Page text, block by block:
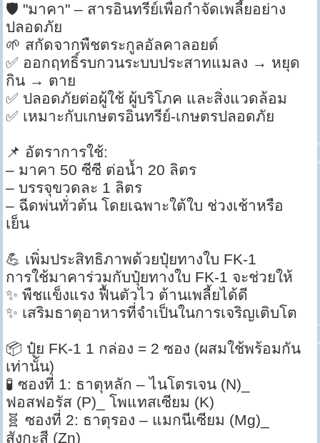
🛡️ "มาคา" – สารอินทรีย์เพื่อกำจัดเพลี้ยอย่าง
ปลอดภัย
🌱 สกัดจากพืชตระกูลอัลคาลอยด์
✅ ออกฤทธิ์รบกวนระบบประสาทแมลง → หยุด
กิน → ตาย
✅ ปลอดภัยต่อผู้ใช้ ผู้บริโภค และสิ่งแวดล้อม
✅ เหมาะกับเกษตรอินทรีย์-เกษตรปลอดภัย
📌 อัตราการใช้:
– มาคา 50 ซีซี ต่อน้ำ 20 ลิตร
– บรรจุขวดละ 1 ลิตร
– ฉีดพ่นทั่วต้น โดยเฉพาะใต้ใบ ช่วงเช้าหรือ
เย็น
💪 เพิ่มประสิทธิภาพด้วยปุ๋ยทางใบ FK-1
การใช้มาคาร่วมกับปุ๋ยทางใบ FK-1 จะช่วยให้
✨ พืชแข็งแรง ฟื้นตัวไว ต้านเพลี้ยได้ดี
✨ เสริมธาตุอาหารที่จำเป็นในการเจริญเติบโต
📦 ปุ๋ย FK-1 1 กล่อง = 2 ซอง (ผสมใช้พร้อมกัน
เท่านั้น)
🧪 ซองที่ 1: ธาตุหลัก – ไนโตรเจน (N)_
ฟอสฟอรัส (P)_ โพแทสเซียม (K)
🧬 ซองที่ 2: ธาตุรอง – แมกนีเซียม (Mg)_
สังกะสี (Zn)